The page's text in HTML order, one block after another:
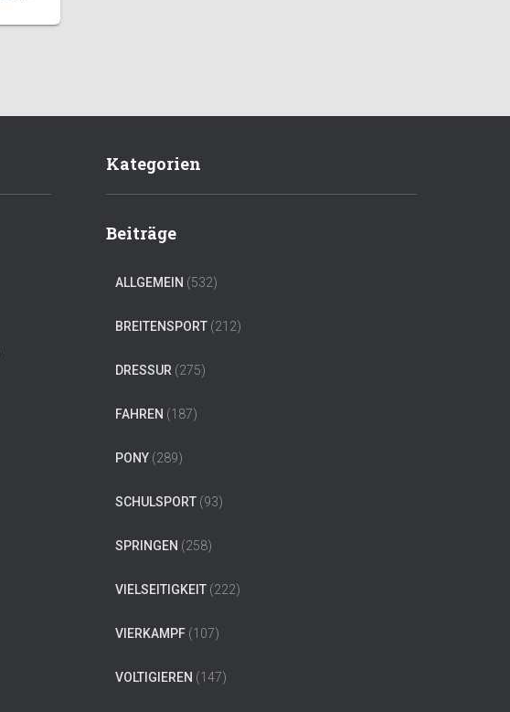
Kategorien
Beiträge
ALLGEMEIN (532)
BREITENSPORT (212)
DRESSUR (275)
FAHREN (187)
PONY (289)
SCHULSPORT (93)
SPRINGEN (258)
VIELSEITIGKEIT (222)
VIERKAMPF (107)
VOLTIGIEREN (147)